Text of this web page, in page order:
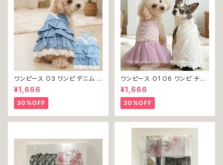
ワンピース O3 ワンピ デニム プ
リーツ レース 女の子 犬 犬服
小型 猫 服 洋服 ペット dog ド
ッグウェア おしゃれ かわいい 返
品交換不可
¥1,666
30%OFF
ワンピース O1 O6 ワンピ チュ
ール レース 花 フラワー 女の子
犬 犬服 小型 猫 服 洋服 ペット
dog ドッグウェア おしゃれ かわ
いい 返品交換不可
¥1,666
30%OFF